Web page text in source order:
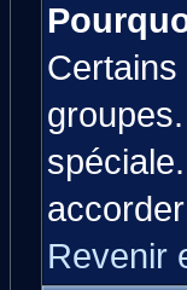
Revenir